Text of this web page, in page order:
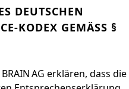
Enzyme,
Mikroorganismen &
Entwicklung
STANDORTE
Forschung und
Entwicklung
Konzernstruktur
Lebensmittel &
schließen
Strategie
Finanzkennzahlen
CORPORATE GOVERNANCE
Aufsichtsrat
Zurück zu:
Investoren
FINANZKALENDER
Zurück zu:
Investoren
schließen
& ESG-
DEUTSCHEN
KODEX GEMÄSS § 1
AG erklären, dass die